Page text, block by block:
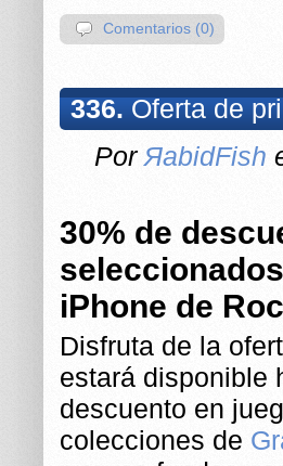
Comentarios (0)
336. Oferta de
Por ЯabidFish
30% de
iPhone de
Disfruta de la
estará disponible
descuento en
colecciones de